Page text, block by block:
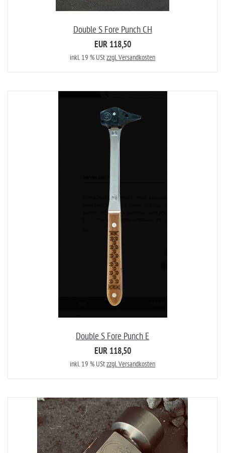
Double S Fore Punch CH
EUR 118,50
inkl. 19 % UStzzgl. Versandkosten
Double S Fore Punch E
EUR 118,50
inkl. 19 % UStzzgl. Versandkosten